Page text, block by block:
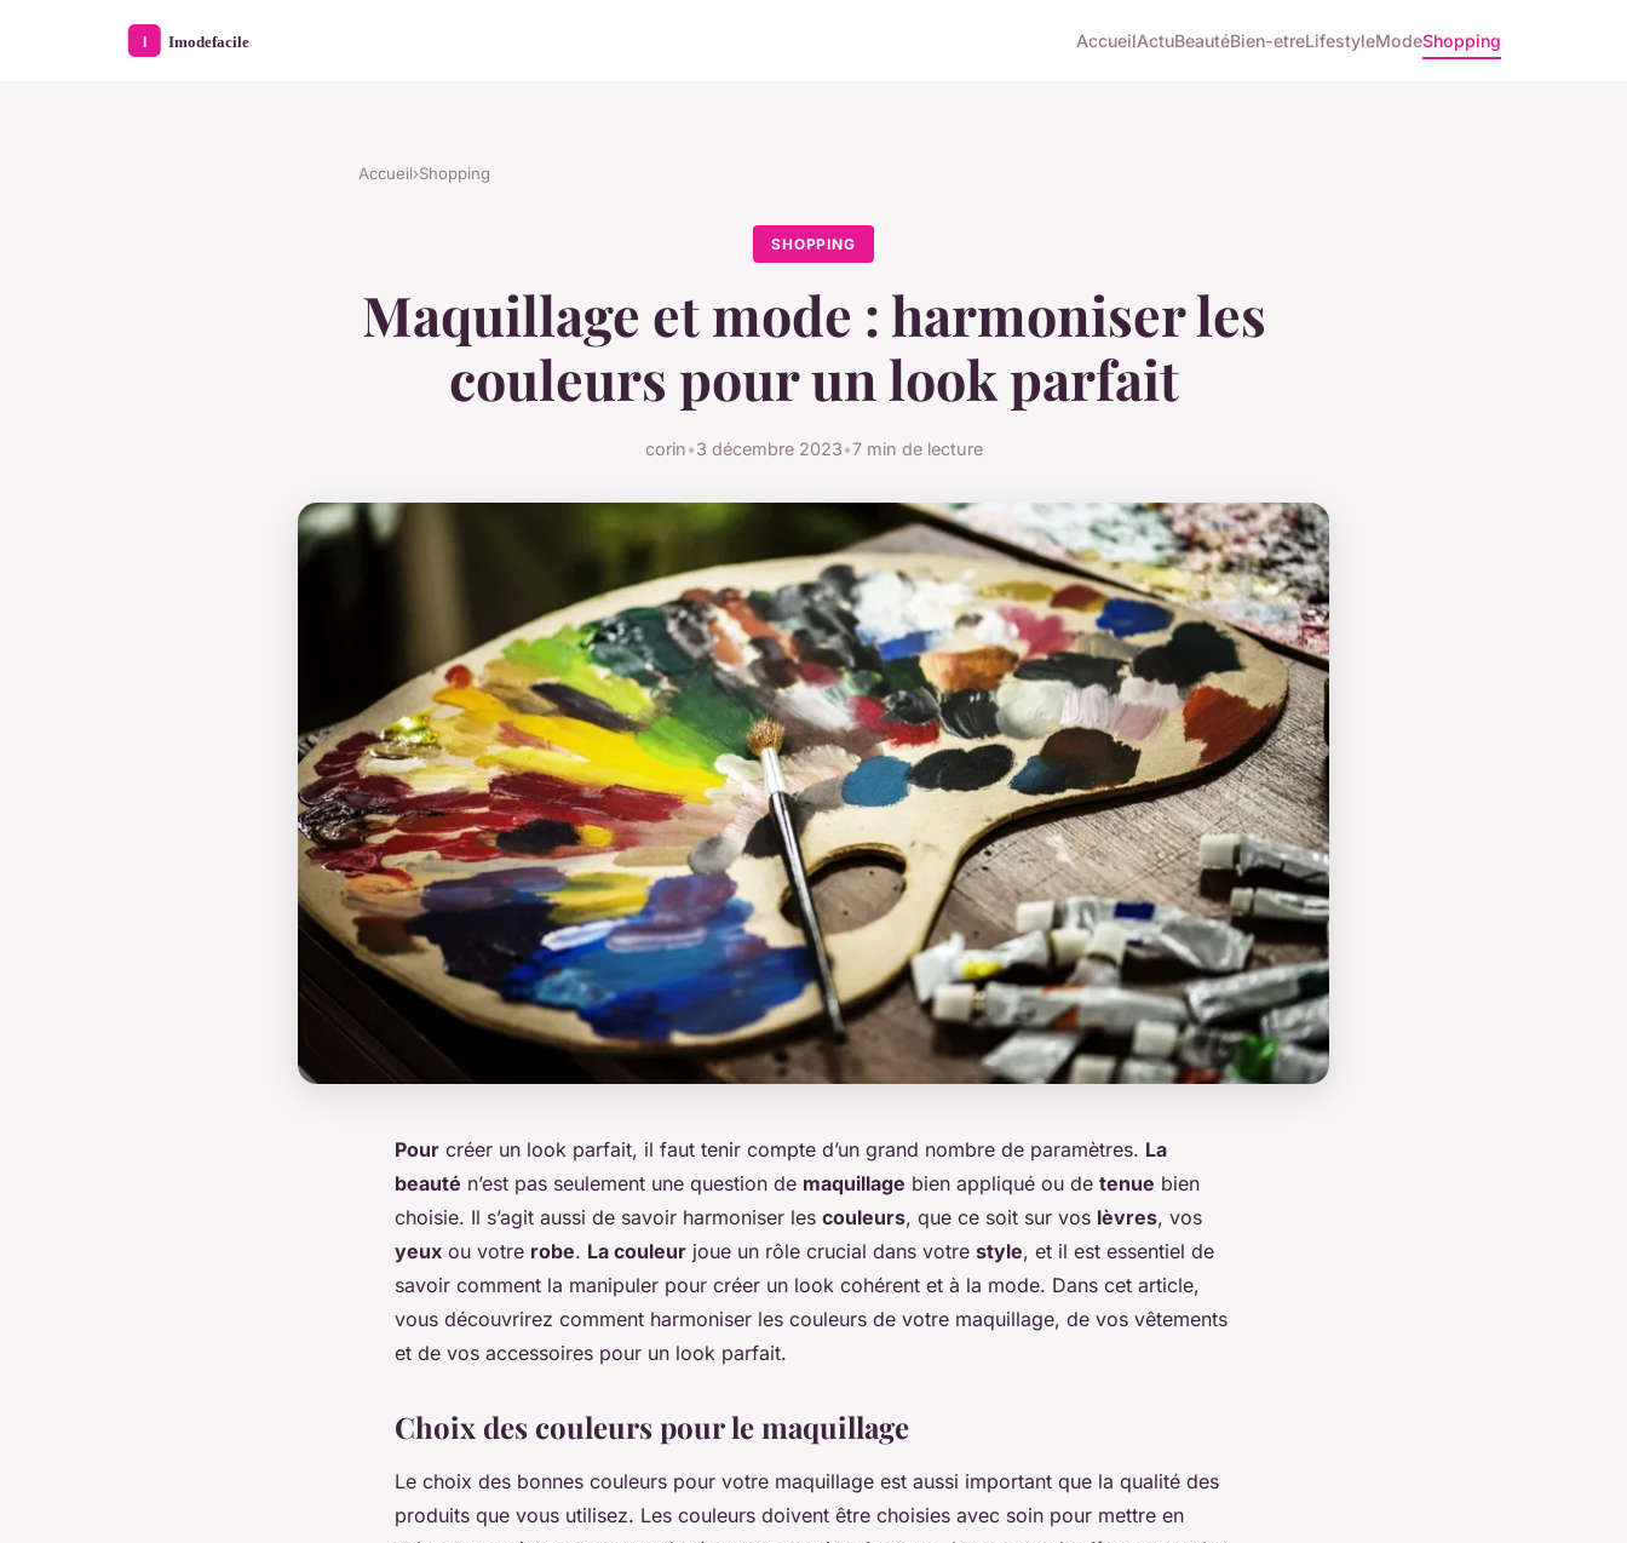
AccueilActuBeautéBien-etreLifestyleModeShopping
Accueil›Shopping
SHOPPING
Maquillage et mode : harmoniser les
couleurs pour un look parfait
corin•3 décembre 2023•7 min de lecture
Pour créer un look parfait, il faut tenir compte d’un grand nombre de paramètres. La
beauté n’est pas seulement une question de maquillage bien appliqué ou de tenue bien
choisie. Il s’agit aussi de savoir harmoniser les couleurs, que ce soit sur vos lèvres, vos
yeux ou votre robe. La couleur joue un rôle crucial dans votre style, et il est essentiel de
savoir comment la manipuler pour créer un look cohérent et à la mode. Dans cet article,
vous découvrirez comment harmoniser les couleurs de votre maquillage, de vos vêtements
et de vos accessoires pour un look parfait.
Choix des couleurs pour le maquillage
Le choix des bonnes couleurs pour votre maquillage est aussi important que la qualité des
produits que vous utilisez. Les couleurs doivent être choisies avec soin pour mettre en